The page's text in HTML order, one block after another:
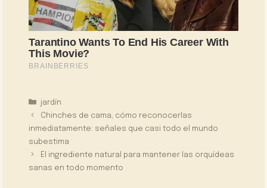
Categorías
jardín
Chinches de cama, cómo reconocerlas
inmediatamente: señales que casi todo el mundo
subestima
El ingrediente natural para mantener las orquídeas
sanas en todo momento